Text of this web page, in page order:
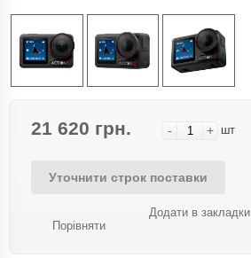
21 620 грн. - + шт
Уточнити строк поставки
Порівняти
Додати в закладки